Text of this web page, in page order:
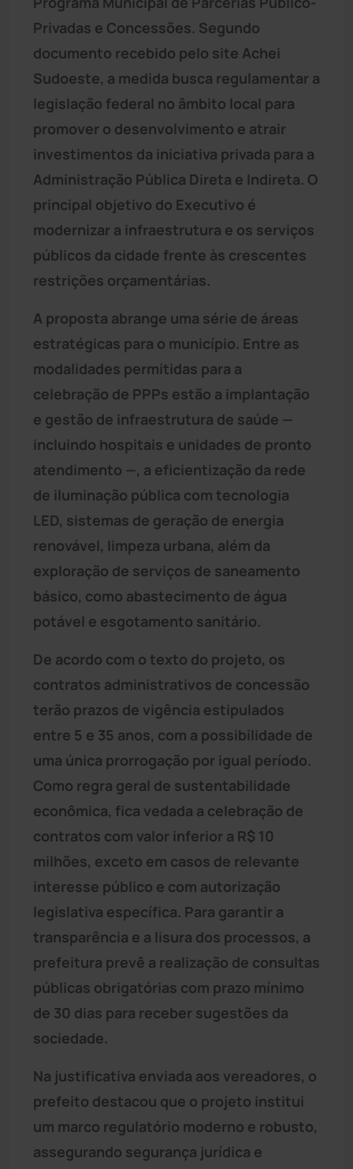
Privadas e Concessões. Segundo
documento recebido pelo site Achei
Sudoeste, a medida busca regulamentar a
legislação federal no âmbito local para
promover o desenvolvimento e atrair
investimentos da iniciativa privada para a
Administração Pública Direta e Indireta. O
principal objetivo do Executivo é
modernizar a infraestrutura e os serviços
públicos da cidade frente às crescentes
restrições orçamentárias.
A proposta abrange uma série de áreas
estratégicas para o município. Entre as
modalidades permitidas para a
celebração de PPPs estão a implantação
e gestão de infraestrutura de saúde —
incluindo hospitais e unidades de pronto
atendimento —, a eficientização da rede
de iluminação pública com tecnologia
LED, sistemas de geração de energia
renovável, limpeza urbana, além da
exploração de serviços de saneamento
básico, como abastecimento de água
potável e esgotamento sanitário.
De acordo com o texto do projeto, os
contratos administrativos de concessão
terão prazos de vigência estipulados
entre 5 e 35 anos, com a possibilidade de
uma única prorrogação por igual período.
Como regra geral de sustentabilidade
econômica, fica vedada a celebração de
contratos com valor inferior a R$ 10
milhões, exceto em casos de relevante
interesse público e com autorização
legislativa específica. Para garantir a
transparência e a lisura dos processos, a
prefeitura prevê a realização de consultas
públicas obrigatórias com prazo mínimo
de 30 dias para receber sugestões da
sociedade.
Na justificativa enviada aos vereadores, o
prefeito destacou que o projeto institui
um marco regulatório moderno e robusto,
assegurando segurança jurídica e